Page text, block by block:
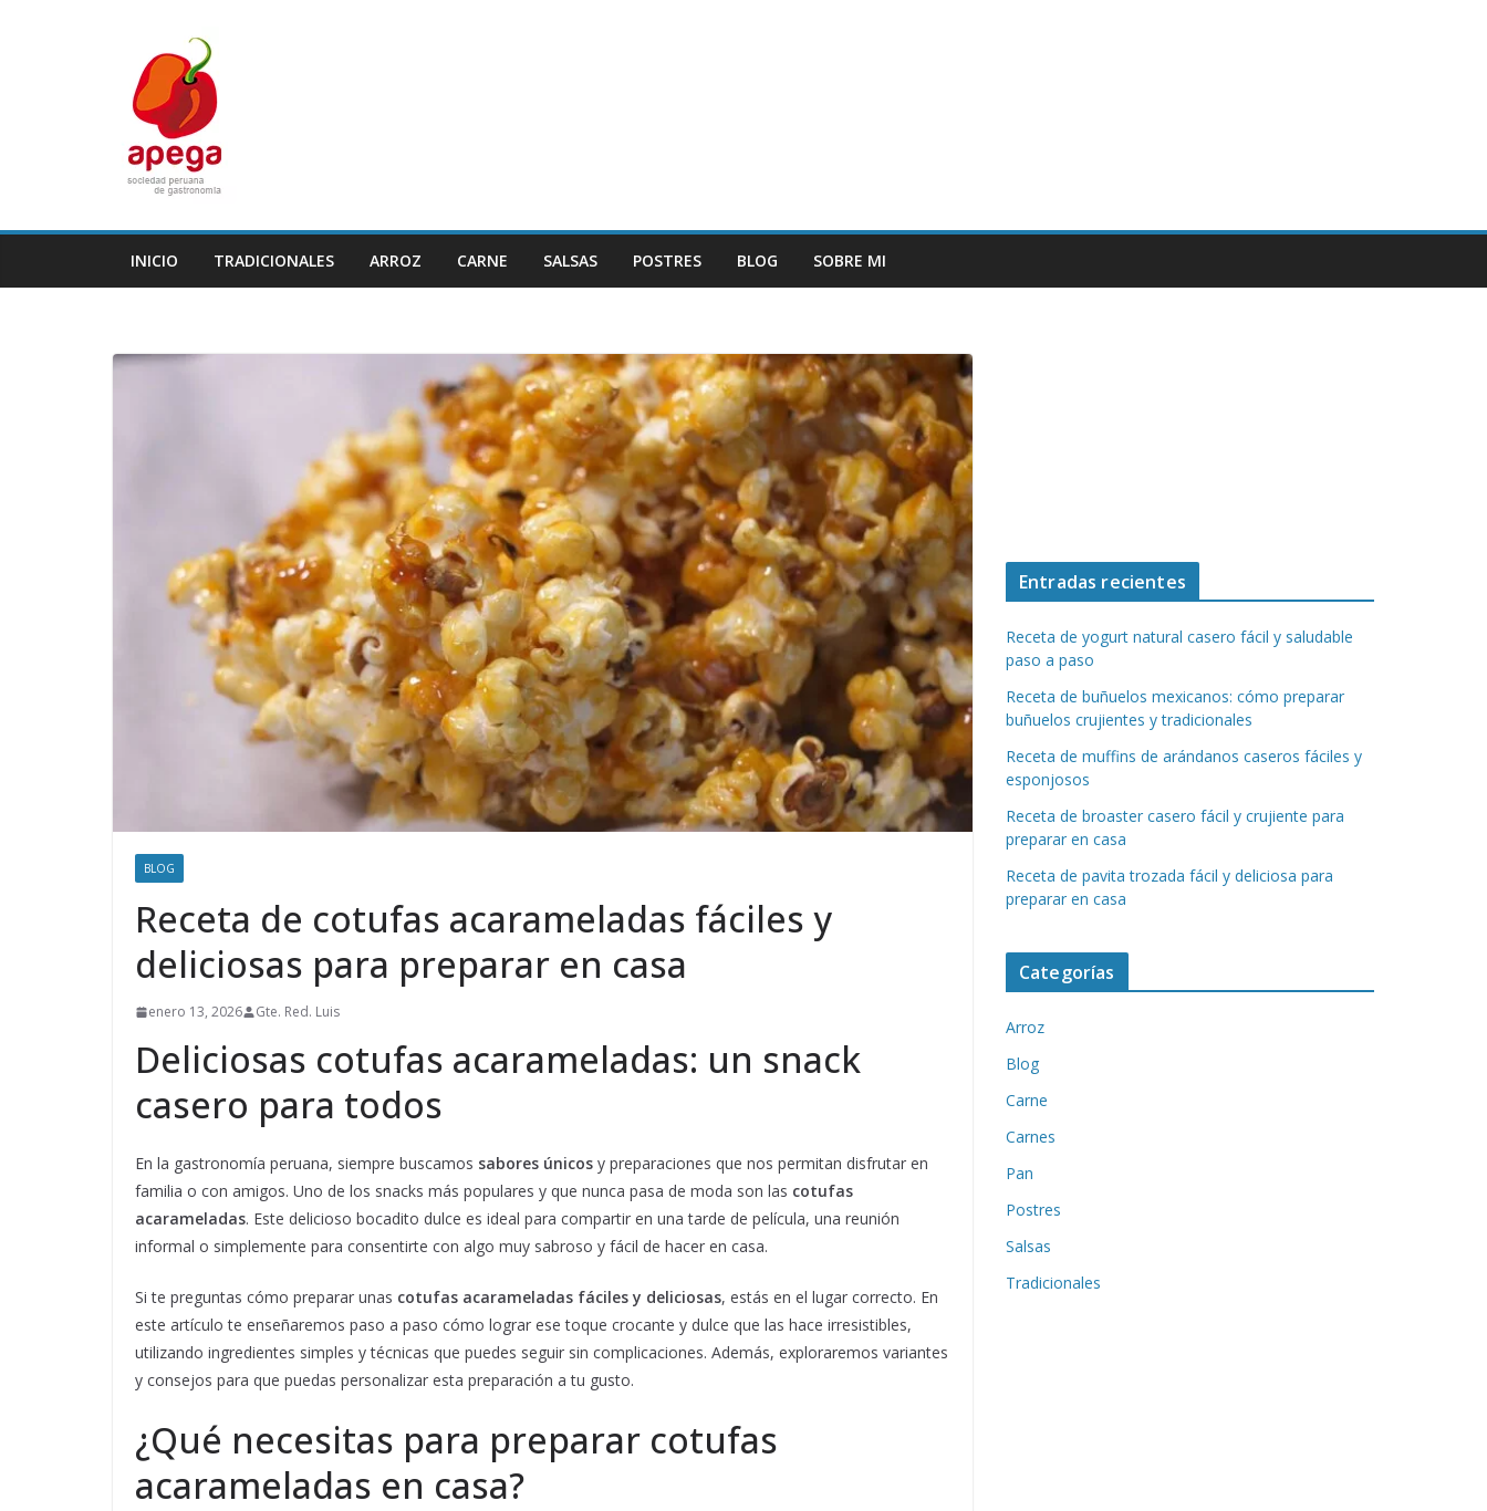
INICIO TRADICIONALES ARROZ CARNE SALSAS POSTRES BLOG SOBRE MI
BLOG
Receta de cotufas acarameladas fáciles y
deliciosas para preparar en casa
enero 13, 2026 Gte. Red. Luis
Deliciosas cotufas acarameladas: un snack
casero para todos
En la gastronomía peruana, siempre buscamos sabores únicos y preparaciones que nos permitan disfrutar en
familia o con amigos. Uno de los snacks más populares y que nunca pasa de moda son las cotufas
acarameladas. Este delicioso bocadito dulce es ideal para compartir en una tarde de película, una reunión
informal o simplemente para consentirte con algo muy sabroso y fácil de hacer en casa.
Si te preguntas cómo preparar unas cotufas acarameladas fáciles y deliciosas, estás en el lugar correcto. En
este artículo te enseñaremos paso a paso cómo lograr ese toque crocante y dulce que las hace irresistibles,
utilizando ingredientes simples y técnicas que puedes seguir sin complicaciones. Además, exploraremos variantes
y consejos para que puedas personalizar esta preparación a tu gusto.
¿Qué necesitas para preparar cotufas
acarameladas en casa?
Entradas recientes
Receta de yogurt natural casero fácil y saludable
paso a paso
Receta de buñuelos mexicanos: cómo preparar
buñuelos crujientes y tradicionales
Receta de muffins de arándanos caseros fáciles y
esponjosos
Receta de broaster casero fácil y crujiente para
preparar en casa
Receta de pavita trozada fácil y deliciosa para
preparar en casa
Categorías
Arroz
Blog
Carne
Carnes
Pan
Postres
Salsas
Tradicionales